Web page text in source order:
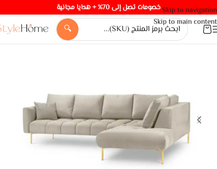
Skip to navigation
Skip to main content
خصومات تصل إلى 70% + هدايا مجانية
🔍